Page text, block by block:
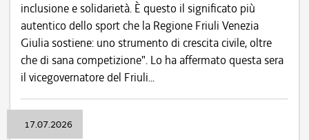
inclusione e solidarietà. È questo il significato più
autentico dello sport che la Regione Friuli Venezia
Giulia sostiene: uno strumento di crescita civile, oltre
che di sana competizione". Lo ha affermato questa sera
il vicegovernatore del Friuli...
17.07.2026